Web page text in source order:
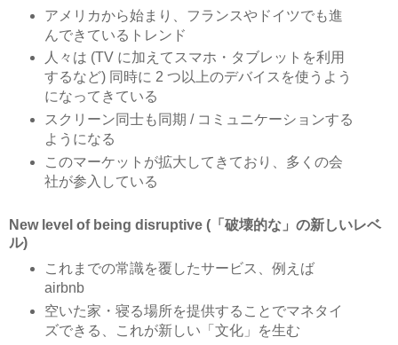
アメリカから始まり、フランスやドイツでも進
んできているトレンド
人々は (TV に加えてスマホ・タブレットを利用
するなど) 同時に 2 つ以上のデバイスを使うよう
になってきている
スクリーン同士も同期 / コミュニケーションする
ようになる
このマーケットが拡大してきており、多くの会
社が参入している
New level of being disruptive (「破壊的な」の新しいレベ
ル)
これまでの常識を覆したサービス、例えば
airbnb
空いた家・寝る場所を提供することでマネタイ
ズできる、これが新しい「文化」を生む